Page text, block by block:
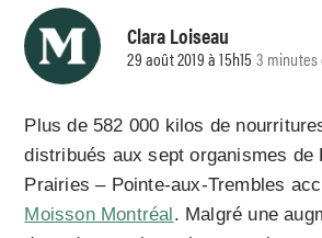
Clara Loiseau
29 août 2019 à 15h15 3
Plus de 582 000 kilos de
distribués aux sept organismes de
Prairies – Pointe-aux-Trembles
Moisson Montréal . Malgré une